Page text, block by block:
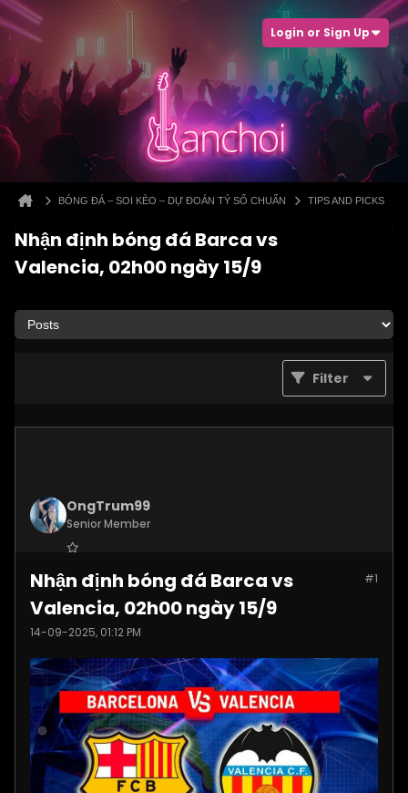
Login or Sign Up
BÓNG ĐÁ – SOI KÈO – DỰ ĐOÁN TỶ SỐ CHUẨN TIPS AND PICKS
Nhận định bóng đá Barca vs
Valencia, 02h00 ngày 15/9
Filter
OngTrum99
Senior Member
Posts: 4305 #1
Nhận định bóng đá Barca vs
Valencia, 02h00 ngày 15/9
14-09-2025, 01:12 PM